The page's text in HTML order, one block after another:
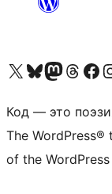
Посетите нас в X (ранее Twitter)
Посетите нашу учётную запись в Bluesky
Посетите нашу ленту в
Посетите нашу учётную
Посетите
Код — это
The
of the